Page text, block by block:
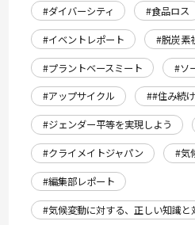
#ダイバーシティ
#食品ロス
#イベントレポート
#脱炭素
#プラントベースミート
#ソ
#アップサイクル
##住み続
#ジェンダー平等を実現しよう
#クライメイトジャパン
#気
#編集部レポート
#気候変動に対する、正しい知識と